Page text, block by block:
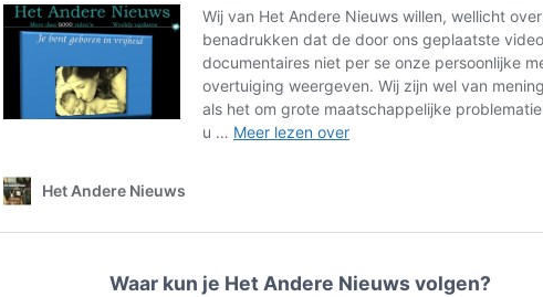
Waar kun je Het Andere Nieuws volgen?